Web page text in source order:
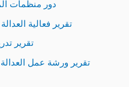
دور منظمات
تقرير فعالية
تقرير
تقرير ورشة عمل العدالة